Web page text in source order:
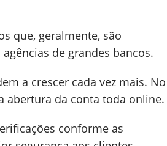
que, geralmente, são
de grandes bancos.
a crescer cada vez mais. No
abertura da conta toda online.
conforme as